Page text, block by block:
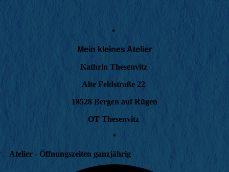
*
Mein kleines Atelier
Kathrin Thesenvitz
Alte Feldstraße 22
18528 Bergen auf Rügen
OT Thesenvitz
*
Atelier - Öffnungszeiten ganzjährig